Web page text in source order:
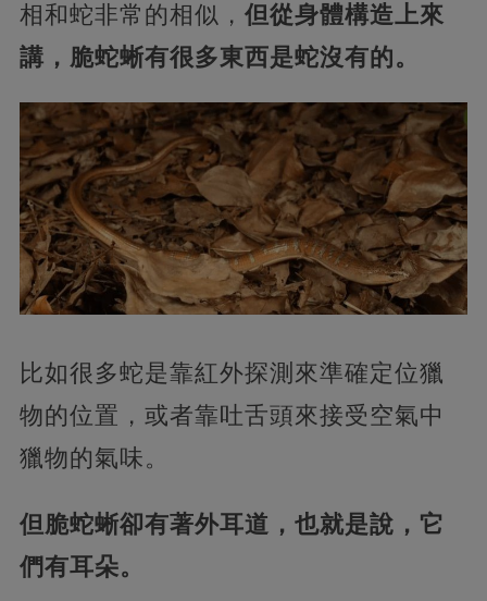
相和蛇非常的相似， 但從身體構造上來
講，脆蛇蜥有很多東西是蛇沒有的。
比如很多蛇是靠紅外探測來準確定位獵
物的位置，或者靠吐舌頭來接受空氣中
獵物的氣味。
但脆蛇蜥卻有著外耳道，也就是說，它
們有耳朵。